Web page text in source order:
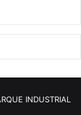
INDUSTRIAL